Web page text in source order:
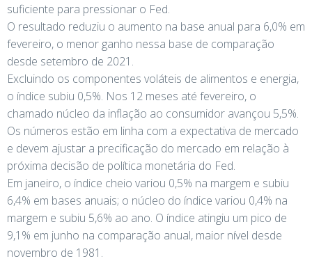
suficiente para pressionar o Fed.
O resultado reduziu o aumento na base anual para 6,0% em
fevereiro, o menor ganho nessa base de comparação
desde setembro de 2021.
Excluindo os componentes voláteis de alimentos e energia,
o índice subiu 0,5%. Nos 12 meses até fevereiro, o
chamado núcleo da inflação ao consumidor avançou 5,5%.
Os números estão em linha com a expectativa de mercado
e devem ajustar a precificação do mercado em relação à
próxima decisão de política monetária do Fed.
Em janeiro, o índice cheio variou 0,5% na margem e subiu
6,4% em bases anuais; o núcleo do índice variou 0,4% na
margem e subiu 5,6% ao ano. O índice atingiu um pico de
9,1% em junho na comparação anual, maior nível desde
novembro de 1981.